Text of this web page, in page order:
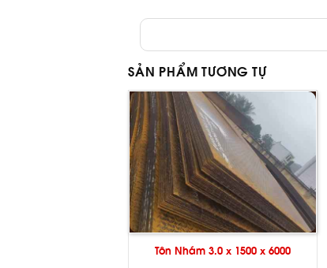
SẢN PHẨM TƯƠNG TỰ
Tôn Nhám 3.0 x 1500 x 6000